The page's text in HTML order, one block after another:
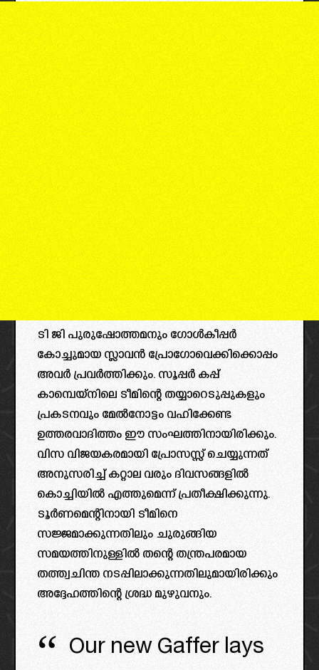
ടി ജി പുരുഷോത്തമനും ഗോൾകീപ്പർ
കോച്ചുമായ സ്ലാവൻ പ്രോഗോവെക്കിക്കൊപ്പം
അവർ പ്രവർത്തിക്കും. സൂപ്പർ കപ്പ്
കാമ്പെയ്‌നിലെ ടീമിന്റെ തയ്യാറെടുപ്പുകളും
പ്രകടനവും മേൽനോട്ടം വഹിക്കേണ്ട
ഉത്തരവാദിത്തം ഈ സംഘത്തിനായിരിക്കും.
വിസ വിജയകരമായി പ്രോസസ്സ് ചെയ്യുന്നത്
അനുസരിച്ച് കറ്റാല വരും ദിവസങ്ങളിൽ
കൊച്ചിയിൽ എത്തുമെന്ന് പ്രതീക്ഷിക്കുന്നു.
ടൂർണമെന്റിനായി ടീമിനെ
സജ്ജമാക്കുന്നതിലും ചുരുങ്ങിയ
സമയത്തിനുള്ളിൽ തന്റെ തന്ത്രപരമായ
തത്ത്വചിന്ത നടപ്പിലാക്കുന്നതിലുമായിരിക്കും
അദ്ദേഹത്തിന്റെ ശ്രദ്ധ മുഴുവനും.
Our new Gaffer lays